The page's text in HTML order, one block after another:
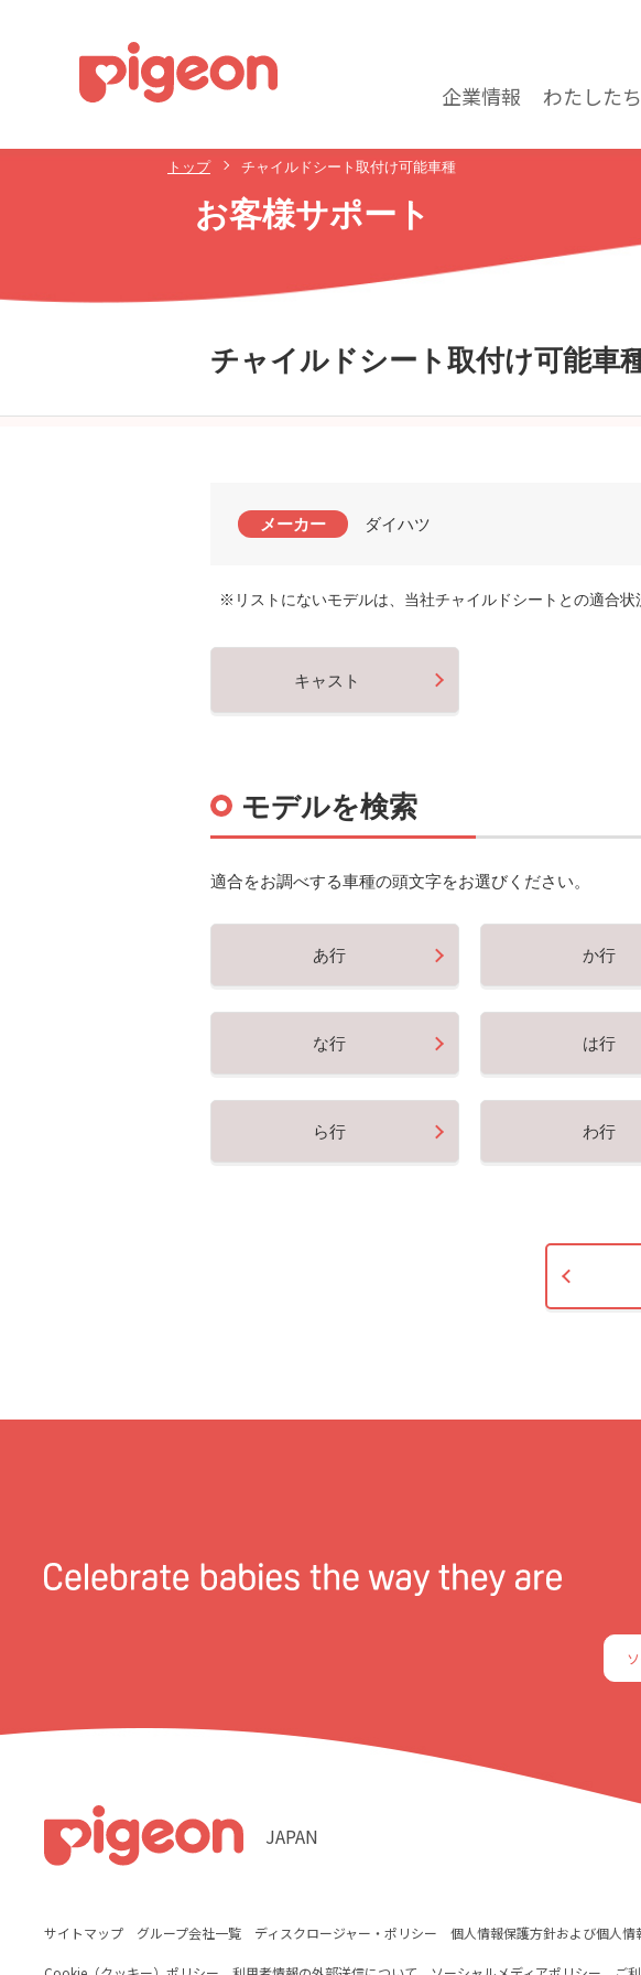
企業情報 わたした
トップ チャイルドシート取付け可能車種
お客様サポート
チャイルドシート取付け可能車
メーカー ダイハツ
※リストにないモデルは、当社チャイルドシートとの適合
キャスト
モデルを検索
適合をお調べする車種の頭文字をお選びください。
あ行 か行
な行 は行
ら行 わ行
サイトマップ グループ会社一覧 ディスクロージャー・ポリシー 個人情報保護方針および個人情
JAPAN